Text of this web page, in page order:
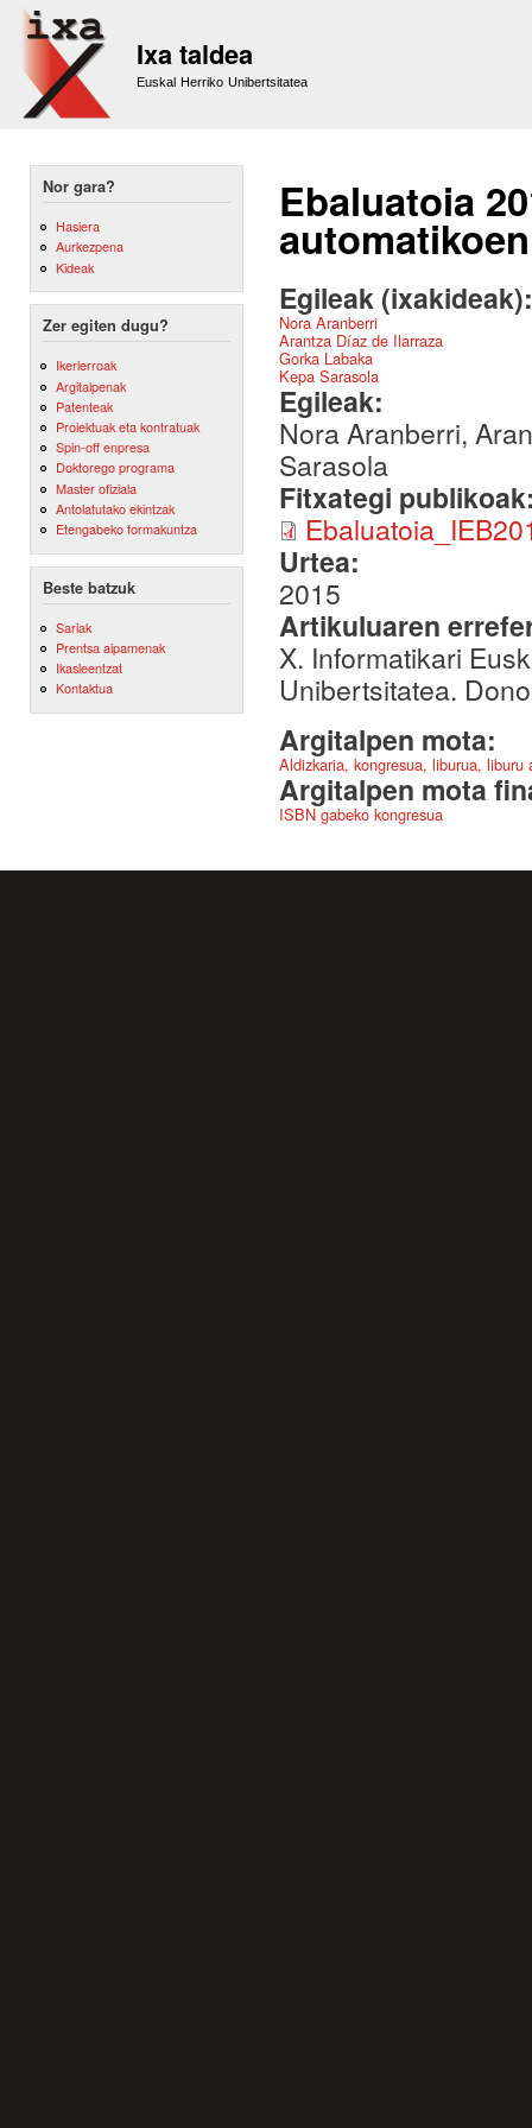
Ixa taldea
Euskal Herriko Unibertsitatea
Nor gara?
Hasiera
Aurkezpena
Kideak
Zer egiten dugu?
Ikerlerroak
Argitalpenak
Patenteak
Proiektuak eta kontratuak
Spin-off enpresa
Doktorego programa
Master ofiziala
Antolatutako ekintzak
Etengabeko formakuntza
Beste batzuk
Sariak
Prentsa aipamenak
Ikasleentzat
Kontaktua
Ebaluatoia
Egileak
Nora Aranberri
Arantza Díaz de Ilarraza
Gorka Labaka
Kepa Sarasola
Egileak:
Nora Aranberri,
Sarasola
Fitxategi
Urtea:
2015
Artikuluaren
X. Informatikari
Unibertsitatea.
Argitalpen mota:
Aldizkaria, kongresua, liburua,
Argitalpen mota
ISBN gabeko kongresua